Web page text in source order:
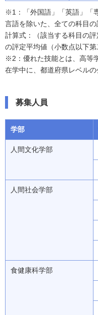
※1：「外国語」「英語」「
言語を除いた、全ての科目
計算式：（該当する科目の
の評定平均値（小数点以下第
※2：優れた技能とは、高等
在学中に、都道府県レベルの
募集人員
学部
人間文化学部
人間社会学部
食健康科学部